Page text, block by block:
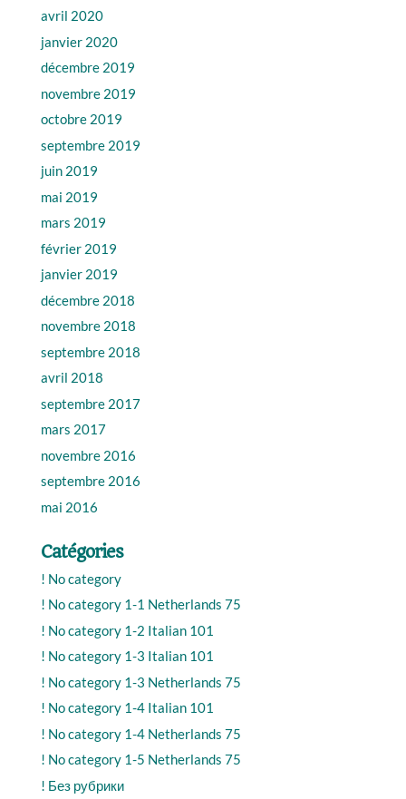
avril 2020
janvier 2020
décembre 2019
novembre 2019
octobre 2019
septembre 2019
juin 2019
mai 2019
mars 2019
février 2019
janvier 2019
décembre 2018
novembre 2018
septembre 2018
avril 2018
septembre 2017
mars 2017
novembre 2016
septembre 2016
mai 2016
Catégories
! No category
! No category 1-1 Netherlands 75
! No category 1-2 Italian 101
! No category 1-3 Italian 101
! No category 1-3 Netherlands 75
! No category 1-4 Italian 101
! No category 1-4 Netherlands 75
! No category 1-5 Netherlands 75
! Без рубрики